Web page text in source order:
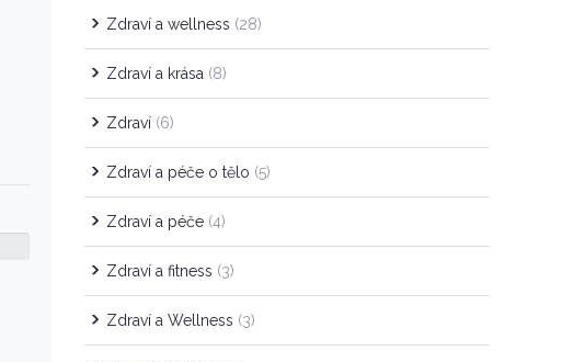
Zdraví a wellness (28)
Zdraví a krása (8)
Zdraví (6)
Zdraví a péče o tělo (5)
Zdraví a péče (4)
Zdraví a fitness (3)
Zdraví a Wellness (3)